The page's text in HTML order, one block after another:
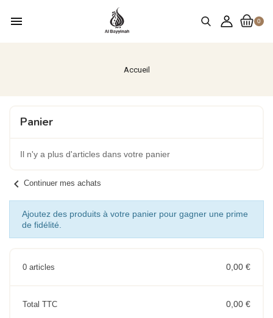
0
menu
Accueil
Panier
Il n'y a plus d'articles dans votre panier
chevron_left Continuer mes achats
Ajoutez des produits à votre panier pour gagner une prime
de fidélité.
0 articles 0,00 €
Total TTC 0,00 €